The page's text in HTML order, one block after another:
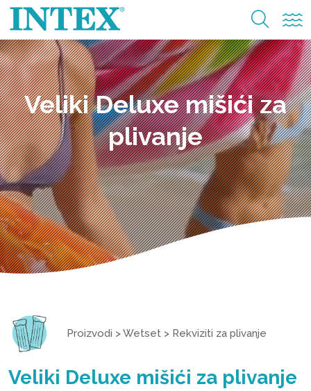
Veliki Deluxe mišići za
plivanje
Proizvodi >Wetset > Rekviziti za plivanje
Veliki Deluxe mišići za plivanje